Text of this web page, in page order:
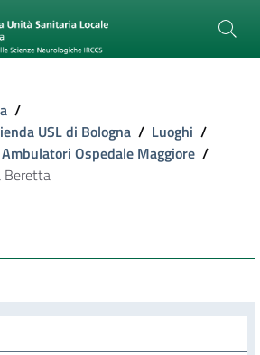
/
USL di Bologna / Luoghi /
Ambulatori Ospedale Maggiore /
Beretta